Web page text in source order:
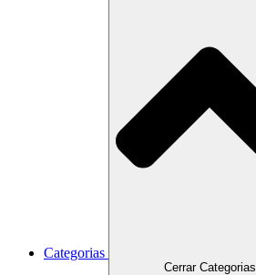
Categorias
Cerrar Categorias